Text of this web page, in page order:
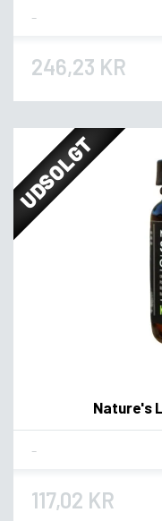
246,23 KR
UDSOLGT
Nature's
117,02 KR